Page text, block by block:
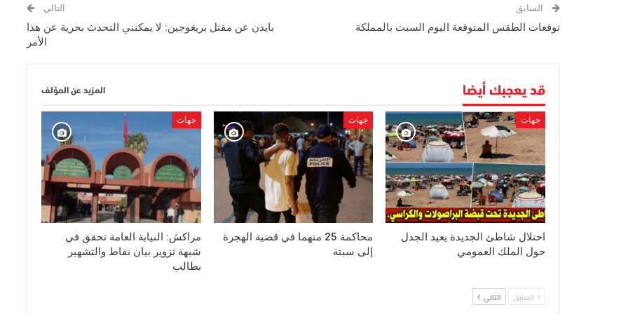
السابق
توقعات الطقس المتوقعة اليوم السبت بالمملكة
التالي
بايدن عن مقتل بريغوجين: لا يمكنني التحدث بحرية عن هذا
الأمر
قد يعجبك أيضا المزيد عن المؤلف
جهات
احتلال شاطئ الجديدة يعيد الجدل
حول الملك العمومي
جهات
محاكمة 25 متهما في قضية الهجرة
إلى سبتة
جهات
مراكش: النيابة العامة تحقق في
شبهة تزوير بيان نقاط والتشهير
بطالب
السابق التالي